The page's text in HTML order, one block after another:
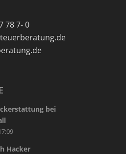
78 7- 0
bei
Hacker